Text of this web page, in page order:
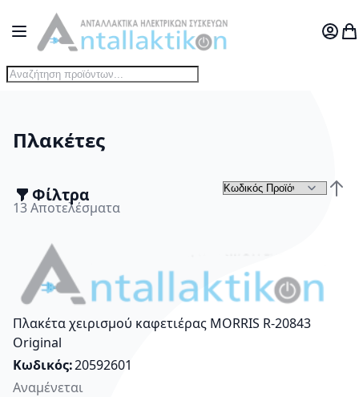
Μετάβαση στο περιεχόμενο
Toggle Nav
Ο
Πλακέτες
Φίλτρα
13Αποτελέσματα
Πλακέτα χειρισμού καφετιέρας MORRIS R-20843
Οriginal
Κωδικός 20592601
Αναμένεται